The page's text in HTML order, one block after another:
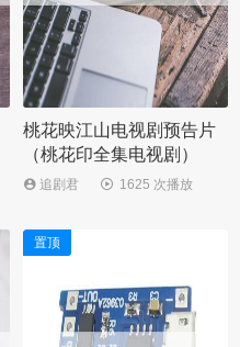
桃花映江山电视剧预告片
（桃花印全集电视剧）
追剧君 1625 次播放
置顶